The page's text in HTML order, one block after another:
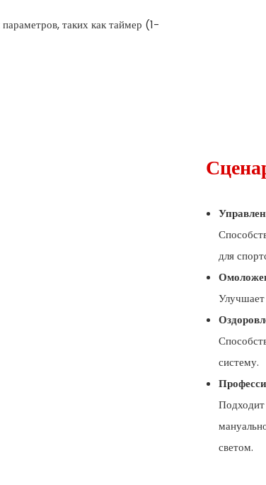
таких как таймер (1-
для
систему.
Подходит
светом.